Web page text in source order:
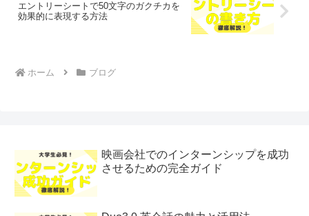
エントリーシートで50文字のガクチカを
効果的に表現する方法
ホーム ブログ
映画会社でのインターンシップを成功
させるための完全ガイド